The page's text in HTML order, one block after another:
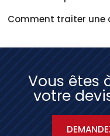
Comment traiter une
Vous êtes
votre